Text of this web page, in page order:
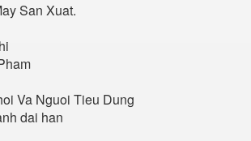
San Xuat.
Va Nguoi Tieu Dung
dai han